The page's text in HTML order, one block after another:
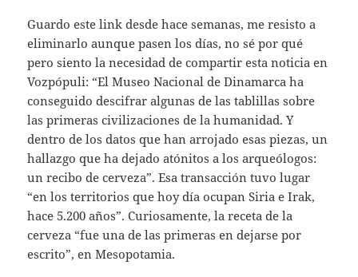
Guardo este link desde hace semanas, me resisto a
eliminarlo aunque pasen los días, no sé por qué
pero siento la necesidad de compartir esta noticia en
Vozpópuli: “El Museo Nacional de Dinamarca ha
conseguido descifrar algunas de las tablillas sobre
las primeras civilizaciones de la humanidad. Y
dentro de los datos que han arrojado esas piezas, un
hallazgo que ha dejado atónitos a los arqueólogos:
un recibo de cerveza”. Esa transacción tuvo lugar
“en los territorios que hoy día ocupan Siria e Irak,
hace 5.200 años”. Curiosamente, la receta de la
cerveza “fue una de las primeras en dejarse por
escrito”, en Mesopotamia.